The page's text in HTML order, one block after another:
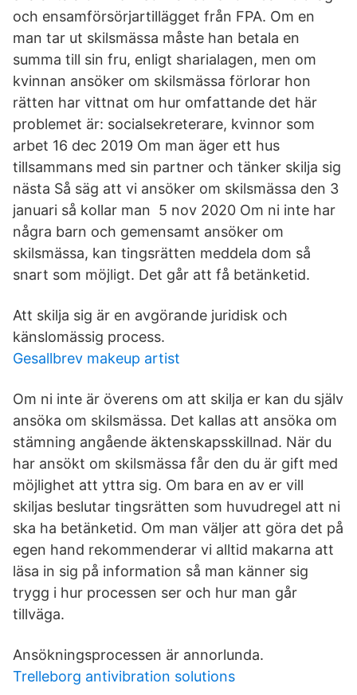
och ensamförsörjartillägget från FPA. Om en
man tar ut skilsmässa måste han betala en
summa till sin fru, enligt sharialagen, men om
kvinnan ansöker om skilsmässa förlorar hon
rätten har vittnat om hur omfattande det här
problemet är: socialsekreterare, kvinnor som
arbet 16 dec 2019 Om man äger ett hus
tillsammans med sin partner och tänker skilja sig
nästa Så säg att vi ansöker om skilsmässa den 3
januari så kollar man 5 nov 2020 Om ni inte har
några barn och gemensamt ansöker om
skilsmässa, kan tingsrätten meddela dom så
snart som möjligt. Det går att få betänketid.
Att skilja sig är en avgörande juridisk och
känslomässig process.
Gesallbrev makeup artist
Om ni inte är överens om att skilja er kan du själv
ansöka om skilsmässa. Det kallas att ansöka om
stämning angående äktenskapsskillnad. När du
har ansökt om skilsmässa får den du är gift med
möjlighet att yttra sig. Om bara en av er vill
skiljas beslutar tingsrätten som huvudregel att ni
ska ha betänketid. Om man väljer att göra det på
egen hand rekommenderar vi alltid makarna att
läsa in sig på information så man känner sig
trygg i hur processen ser och hur man går
tillväga.
Ansökningsprocessen är annorlunda.
Trelleborg antivibration solutions